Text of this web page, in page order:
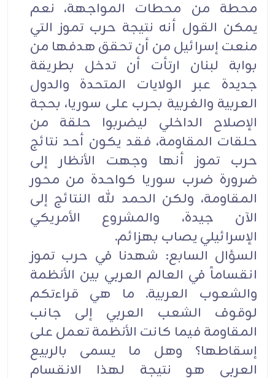
محطة من محطات المواجهة، نعم
يمكن القول أنه نتيجة حرب تموز التي
منعت إسرائيل من أن تحقق هدفها من
بوابة لبنان ارتأت أن تدخل بطريقة
جديدة عبر الولايات المتحدة والدول
العربية والغربية بحرب على سوريا، بحجة
الإصلاح الداخلي ليضربوا حلقة من
حلقات المقاومة، فقد يكون أحد نتائج
حرب تموز أنها وجهت الأنظار إلى
ضرورة ضرب سوريا كواحدة من محور
المقاومة، ولكن الحمد لله النتائج إلى
الآن جيدة، والمشروع الأمريكي
الإسرائيلي يصاب بهزائم.
السؤال السابع: شهدنا في حرب تموز
انقساماً في العالم العربي بين الأنظمة
والشعوب العربية. ما هي قراءتكم
لوقوف الشعب العربي إلى جانب
المقاومة فيما كانت الأنظمة تعمل على
إسقاطها؟ وهل ما يسمى بالربيع
العربي هو نتيجة لهذا الانقسام